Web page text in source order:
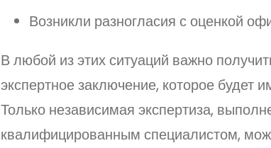
Возникли разногласия с оценкой
В любой из этих ситуаций важно
экспертное заключение, которое будет
Только независимая экспертиза,
квалифицированным специалистом,